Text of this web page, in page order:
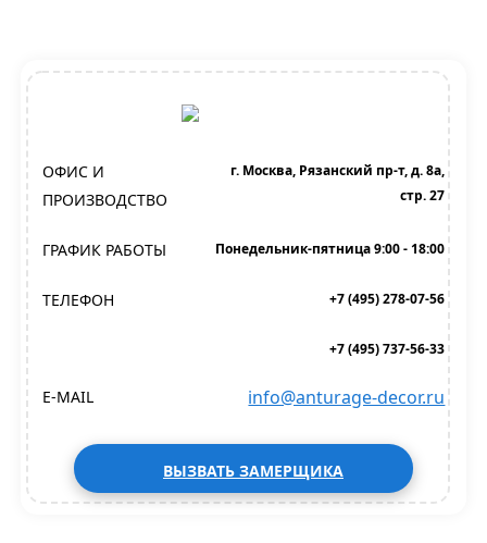
ОФИС И
ПРОИЗВОДСТВО
г. Москва, Рязанский пр-т, д. 8а,
стр. 27
ГРАФИК РАБОТЫ Понедельник-пятница 9:00 - 18:00
ТЕЛЕФОН +7 (495) 278-07-56
+7 (495) 737-56-33
E-MAIL info@anturage-decor.ru
ВЫЗВАТЬ ЗАМЕРЩИКА